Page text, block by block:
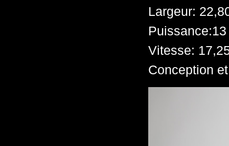
Largeur:
Vitesse:
Conception